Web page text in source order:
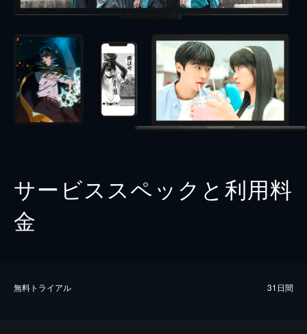
サービススペックと利用料
金
無料トライアル 31日間